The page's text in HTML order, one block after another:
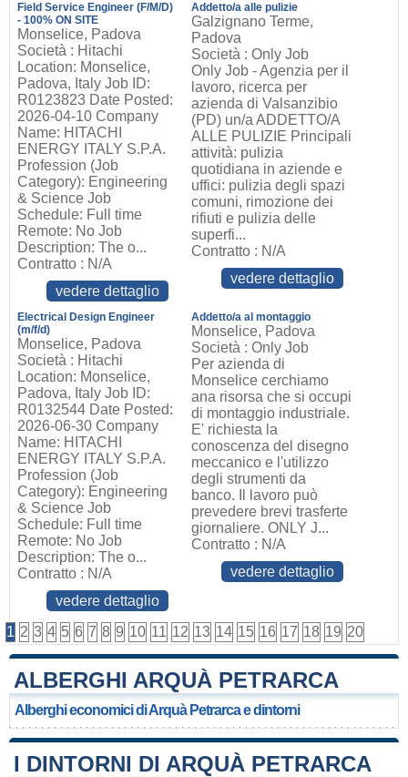
Field Service Engineer (F/M/D)
- 100% ON SITE
Monselice, Padova
Società : Hitachi
Location: Monselice,
Padova, Italy Job ID:
R0123823 Date Posted:
2026-04-10 Company
Name: HITACHI
ENERGY ITALY S.P.A.
Profession (Job
Category): Engineering
& Science Job
Schedule: Full time
Remote: No Job
Description: The o...
Contratto : N/A
vedere dettaglio
Addetto/a alle pulizie
Galzignano Terme,
Padova
Società : Only Job
Only Job - Agenzia per il
lavoro, ricerca per
azienda di Valsanzibio
(PD) un/a ADDETTO/A
ALLE PULIZIE Principali
attività: pulizia
quotidiana in aziende e
uffici: pulizia degli spazi
comuni, rimozione dei
rifiuti e pulizia delle
superfi...
Contratto : N/A
vedere dettaglio
Electrical Design Engineer
(m/f/d)
Monselice, Padova
Società : Hitachi
Location: Monselice,
Padova, Italy Job ID:
R0132544 Date Posted:
2026-06-30 Company
Name: HITACHI
ENERGY ITALY S.P.A.
Profession (Job
Category): Engineering
& Science Job
Schedule: Full time
Remote: No Job
Description: The o...
Contratto : N/A
vedere dettaglio
Addetto/a al montaggio
Monselice, Padova
Società : Only Job
Per azienda di
Monselice cerchiamo
ana risorsa che si occupi
di montaggio industriale.
E' richiesta la
conoscenza del disegno
meccanico e l'utilizzo
degli strumenti da
banco. Il lavoro può
prevedere brevi trasferte
giornaliere. ONLY J...
Contratto : N/A
vedere dettaglio
1 2 3 4 5 6 7 8 9 10 11 12 13 14 15 16 17 18 19 20
ALBERGHI ARQUÀ PETRARCA
Alberghi economici di Arquà Petrarca e dintorni
I DINTORNI DI ARQUÀ PETRARCA